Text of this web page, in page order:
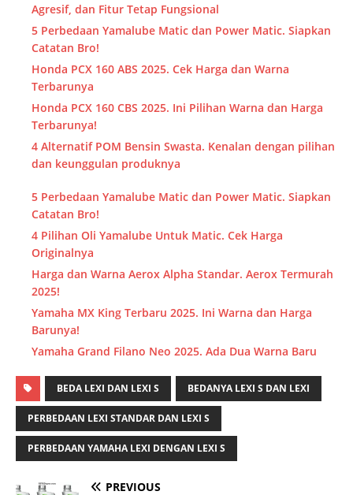
Agresif, dan Fitur Tetap Fungsional
5 Perbedaan Yamalube Matic dan Power Matic. Siapkan
Catatan Bro!
Honda PCX 160 ABS 2025. Cek Harga dan Warna
Terbarunya
Honda PCX 160 CBS 2025. Ini Pilihan Warna dan Harga
Terbarunya!
4 Alternatif POM Bensin Swasta. Kenalan dengan pilihan
dan keunggulan produknya
5 Perbedaan Yamalube Matic dan Power Matic. Siapkan
Catatan Bro!
4 Pilihan Oli Yamalube Untuk Matic. Cek Harga
Originalnya
Harga dan Warna Aerox Alpha Standar. Aerox Termurah
2025!
Yamaha MX King Terbaru 2025. Ini Warna dan Harga
Barunya!
Yamaha Grand Filano Neo 2025. Ada Dua Warna Baru
BEDA LEXI DAN LEXI S BEDANYA LEXI S DAN LEXI
PERBEDAAN LEXI STANDAR DAN LEXI S
PERBEDAAN YAMAHA LEXI DENGAN LEXI S
PREVIOUS